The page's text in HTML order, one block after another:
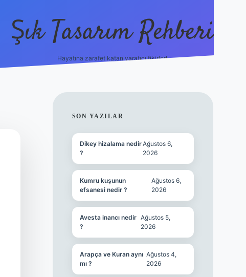
Şık Tasarım Rehberi
Hayatına zarafet katan yaratıcı fikirler!
SIDEBAR
SON YAZILAR
Dikey hizalama nedir
?
Ağustos 6,
2026
Kumru kuşunun
efsanesi nedir ?
Ağustos 6,
2026
Avesta inancı nedir
?
Ağustos 5,
2026
Arapça ve Kuran aynı
mı ?
Ağustos 4,
2026
vdcasino giriş